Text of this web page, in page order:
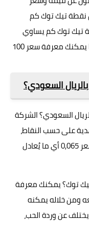
نقطة تيك توك كم
تيك توك كم يساوي
جنيه المصري، وفي حال عرفت سعر الهدايا يمكنك معرفة سعر 100
السعودي؟
السعودي؟ الشركة
على حسب النقاط،
حيث أنه قيمة البرج في تيك توك تُساوي سعر 0,065 أي ما يُعادل
توك؟ يمكنك معرفة
ومن خلاله يمكنه
عن وردة الحب،